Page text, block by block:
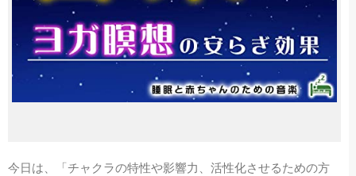
今日は、「チャクラの特性や影響力、活性化させるための方